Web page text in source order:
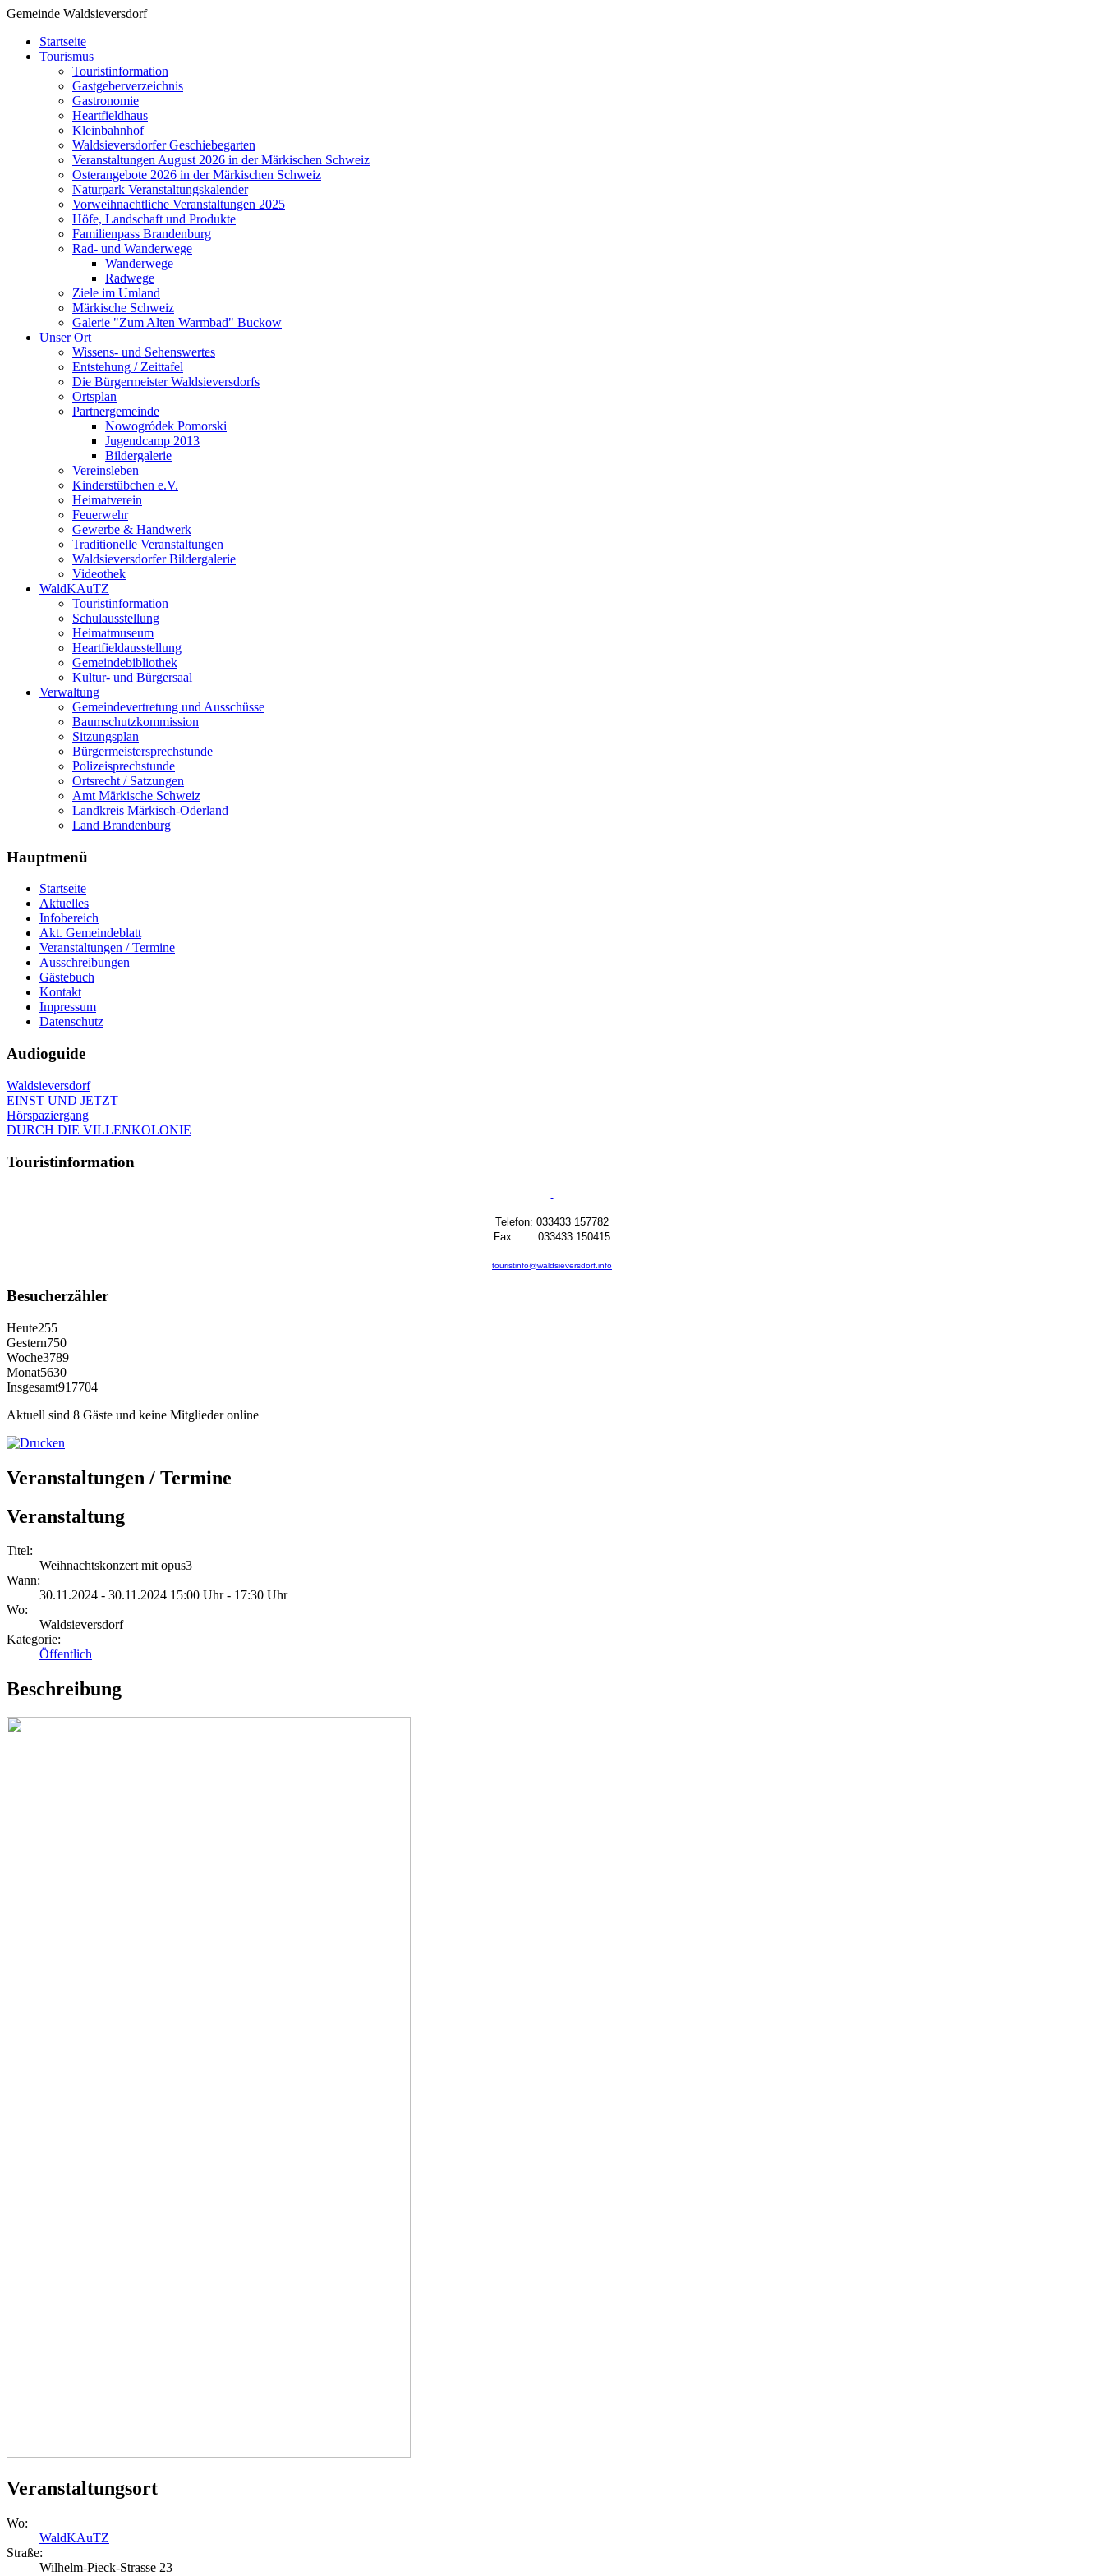
Gemeinde Waldsieversdorf
Startseite
Tourismus
Touristinformation
Gastgeberverzeichnis
Gastronomie
Heartfieldhaus
Kleinbahnhof
Waldsieversdorfer Geschiebegarten
Veranstaltungen August 2026 in der Märkischen Schweiz
Osterangebote 2026 in der Märkischen Schweiz
Naturpark Veranstaltungskalender
Vorweihnachtliche Veranstaltungen 2025
Höfe, Landschaft und Produkte
Familienpass Brandenburg
Rad- und Wanderwege
Wanderwege
Radwege
Ziele im Umland
Märkische Schweiz
Galerie "Zum Alten Warmbad" Buckow
Unser Ort
Wissens- und Sehenswertes
Entstehung / Zeittafel
Die Bürgermeister Waldsieversdorfs
Ortsplan
Partnergemeinde
Nowogródek Pomorski
Jugendcamp 2013
Bildergalerie
Vereinsleben
Kinderstübchen e.V.
Heimatverein
Feuerwehr
Gewerbe & Handwerk
Traditionelle Veranstaltungen
Waldsieversdorfer Bildergalerie
Videothek
WaldKAuTZ
Touristinformation
Schulausstellung
Heimatmuseum
Heartfieldausstellung
Gemeindebibliothek
Kultur- und Bürgersaal
Verwaltung
Gemeindevertretung und Ausschüsse
Baumschutzkommission
Sitzungsplan
Bürgermeistersprechstunde
Polizeisprechstunde
Ortsrecht / Satzungen
Amt Märkische Schweiz
Landkreis Märkisch-Oderland
Land Brandenburg
Hauptmenü
Startseite
Aktuelles
Infobereich
Akt. Gemeindeblatt
Veranstaltungen / Termine
Ausschreibungen
Gästebuch
Kontakt
Impressum
Datenschutz
Audioguide
Waldsieversdorf
EINST UND JETZT
Hörspaziergang
DURCH DIE VILLENKOLONIE
Touristinformation
Telefon: 033433 157782
Fax: 033433 150415
touristinfo@waldsieversdorf.info
Besucherzähler
Heute255
Gestern750
Woche3789
Monat5630
Insgesamt917704
Aktuell sind 8 Gäste und keine Mitglieder online
Veranstaltungen / Termine
Veranstaltung
Titel:
Weihnachtskonzert mit opus3
Wann:
30.11.2024 - 30.11.2024 15:00 Uhr - 17:30 Uhr
Wo:
Waldsieversdorf
Kategorie:
Öffentlich
Beschreibung
Veranstaltungsort
Wo:
WaldKAuTZ
Straße:
Wilhelm-Pieck-Strasse 23